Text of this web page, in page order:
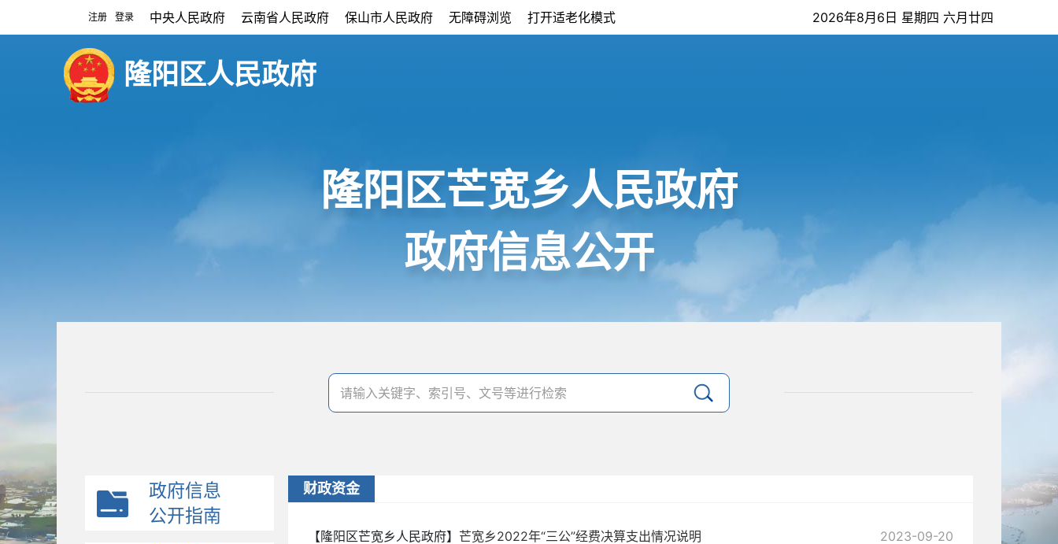
注册 登录 中央人民政府 云南省人民政府 保山市人民政府 无障碍浏览 打开适老化模式 2026年8月6日 星期四 六月廿四
隆阳区人民政府
隆阳区芒宽乡人民政府
政府信息公开
政府信息
公开指南
财政资金
【隆阳区芒宽乡人民政府】 芒宽乡2022年“三公”经费决算支出情况说明 2023-09-20